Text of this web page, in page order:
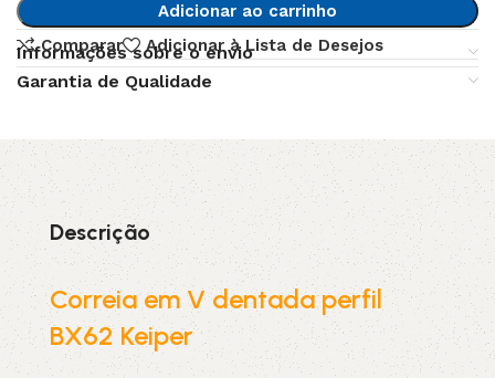
Adicionar ao carrinho
Comparar
Adicionar à Lista de Desejos
Informações sobre o envio
Garantia de Qualidade
Descrição
Correia em V dentada perfil
BX62 Keiper